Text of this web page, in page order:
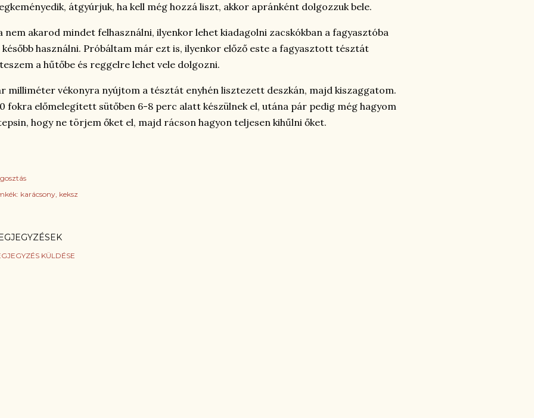
átgyúrjuk, ha kell még hozzá liszt, akkor apránként dolgozzuk bele.
nem akarod mindet felhasználni, ilyenkor lehet kiadagolni zacskókban a fagyasztóba
később használni. Próbáltam már ezt is, ilyenkor előző este a fagyasztott tésztát
a hűtőbe és reggelre lehet vele dolgozni.
milliméter vékonyra nyújtom a tésztát enyhén lisztezett deszkán, majd kiszaggatom.
fokra előmelegített sütőben 6-8 perc alatt készülnek el, utána pár pedig még hagyom
hogy ne törjem őket el, majd rácson hagyon teljesen kihűlni őket.
karácsony keksz
KÜLDÉSE